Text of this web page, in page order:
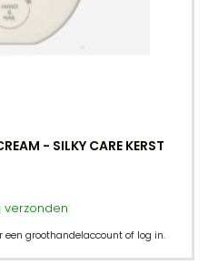
- SILKY CARE KERST
verzonden
een groothandelaccount of log in.